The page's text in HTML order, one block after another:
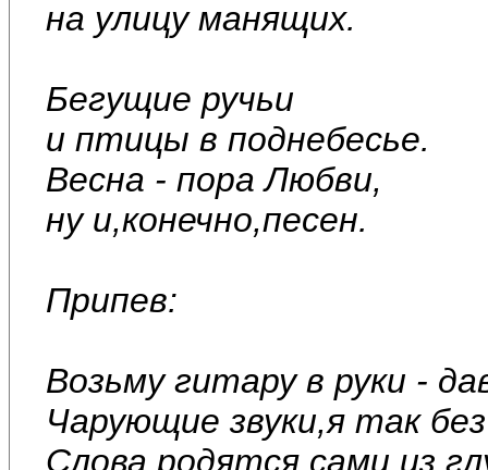
на улицу манящих.
Бегущие ручьи
и птицы в поднебесье.
Весна - пора Любви,
ну и,конечно,песен.
Припев:
Возьму гитару в руки -
Чарующие звуки,я так
Слова родятся сами из